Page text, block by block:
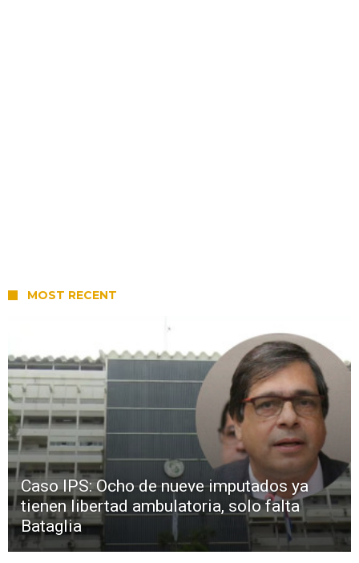
MOST RECENT
Caso IPS: Ocho de nueve imputados ya
tienen libertad ambulatoria, solo falta
Bataglia